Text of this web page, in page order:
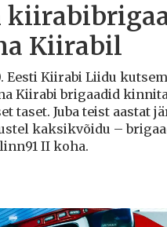
Kiirabil
Eesti Kiirabi Liidu
Kiirabi brigaadid
taset. Juba teist aastat
kaksikvõidu –
II koha.